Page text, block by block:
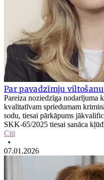
Par pavadzīmju
Pareiza noziedzīga nodarījuma
kvalitatīvam spriedumam
sodu, tiesai pārkāpums
SKK-65/2025 tiesai sanāca
Citi
•
07.01.2026